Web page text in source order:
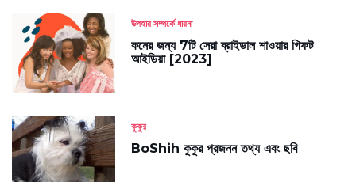
উপহার সম্পর্কে ধারনা
কনের জন্য 7টি সেরা ব্রাইডাল শাওয়ার গিফট
আইডিয়া [2023]
কুকুর
BoShih কুকুর প্রজনন তথ্য এবং ছবি